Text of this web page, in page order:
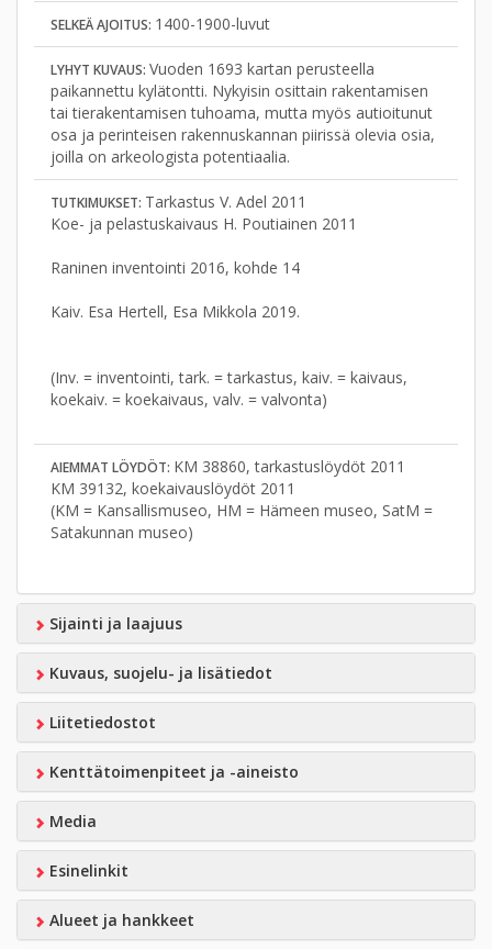
SELKEÄ AJOITUS: 1400-1900-luvut
LYHYT KUVAUS: Vuoden 1693 kartan perusteella
paikannettu kylätontti. Nykyisin osittain rakentamisen
tai tierakentamisen tuhoama, mutta myös autioitunut
osa ja perinteisen rakennuskannan piirissä olevia osia,
joilla on arkeologista potentiaalia.
TUTKIMUKSET: Tarkastus V. Adel 2011
Koe- ja pelastuskaivaus H. Poutiainen 2011
Raninen inventointi 2016, kohde 14
Kaiv. Esa Hertell, Esa Mikkola 2019.
(Inv. = inventointi, tark. = tarkastus, kaiv. = kaivaus,
koekaiv. = koekaivaus, valv. = valvonta)
AIEMMAT LÖYDÖT: KM 38860, tarkastuslöydöt 2011
KM 39132, koekaivauslöydöt 2011
(KM = Kansallismuseo, HM = Hämeen museo, SatM =
Satakunnan museo)
Sijainti ja laajuus
Kuvaus, suojelu- ja lisätiedot
Liitetiedostot
Kenttätoimenpiteet ja -aineisto
Media
Esinelinkit
Alueet ja hankkeet